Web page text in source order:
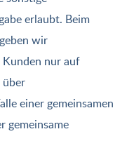
erlaubt. Beim
wir
Kunden nur auf
über
einer gemeinsamen
gemeinsame